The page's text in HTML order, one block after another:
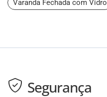
Varanda Fechada com Vidro
Segurança